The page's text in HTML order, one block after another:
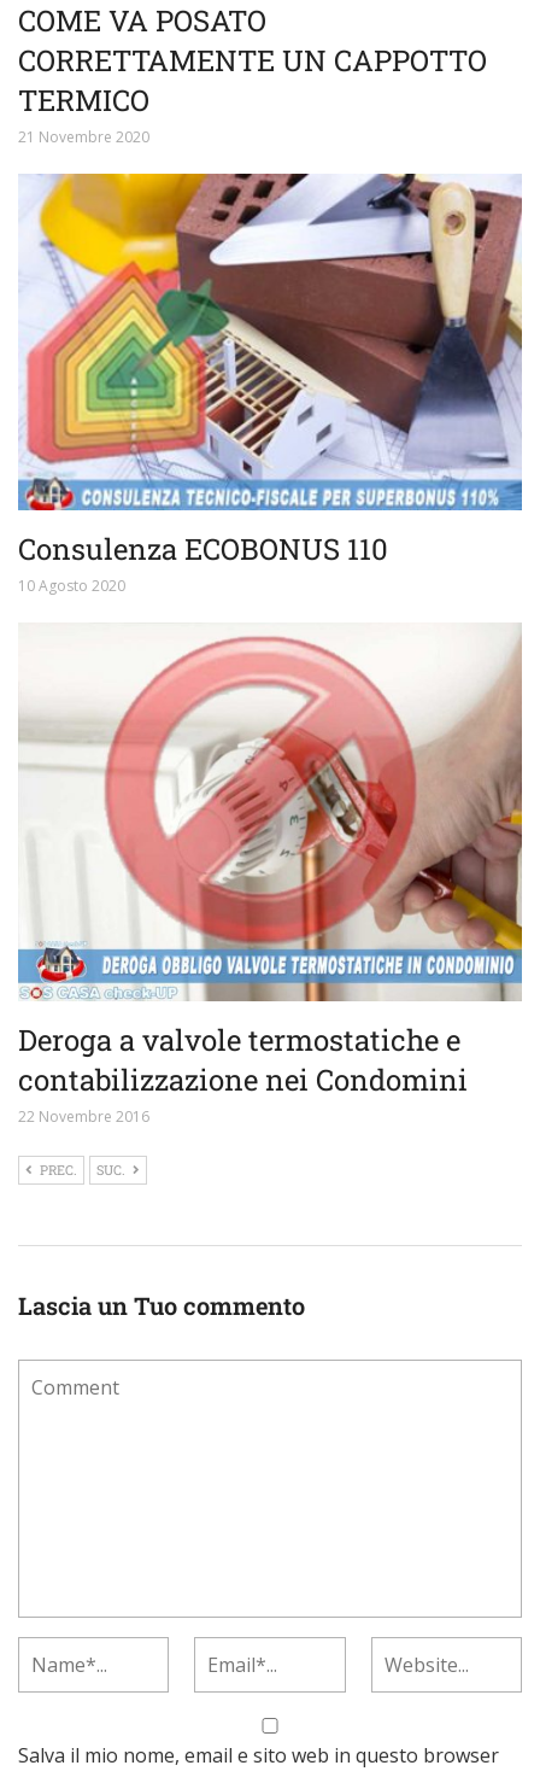
COME VA POSATO
CORRETTAMENTE UN CAPPOTTO
TERMICO
21 Novembre 2020
Consulenza ECOBONUS 110
10 Agosto 2020
Deroga a valvole termostatiche e
contabilizzazione nei Condomini
22 Novembre 2016
PREC. SUC.
Lascia un Tuo commento
Salva il mio nome, email e sito web in questo browser